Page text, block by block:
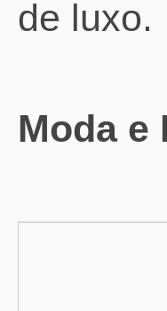
de luxo.
Moda e